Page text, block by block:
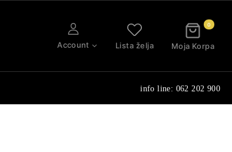
Account Lista želja
0
Moja Korpa
info line: 062 202 900